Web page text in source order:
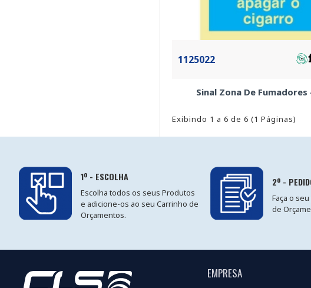
1125022
Sinal Zona De Fumadores
Exibindo 1 a 6 de 6 (1 Páginas)
1º - ESCOLHA
Escolha todos os seus Produtos
e adicione-os ao seu Carrinho de
Orçamentos.
2º -
Faça o
de
EMPRESA